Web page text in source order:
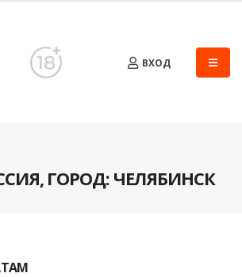
ВХОД
ГОРОД: ЧЕЛЯБИНСК